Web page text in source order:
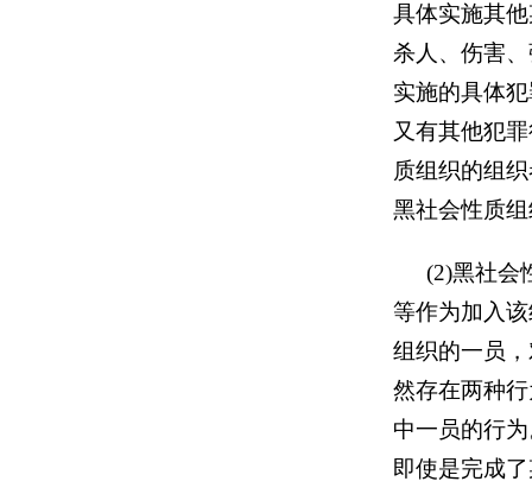
具体实施其
杀人、伤害
实施的具体
又有其他犯
质组织的组
黑社会性质
(2)黑社会
等作为加入
组织的一员
然存在两种
中一员的行
即使是完成